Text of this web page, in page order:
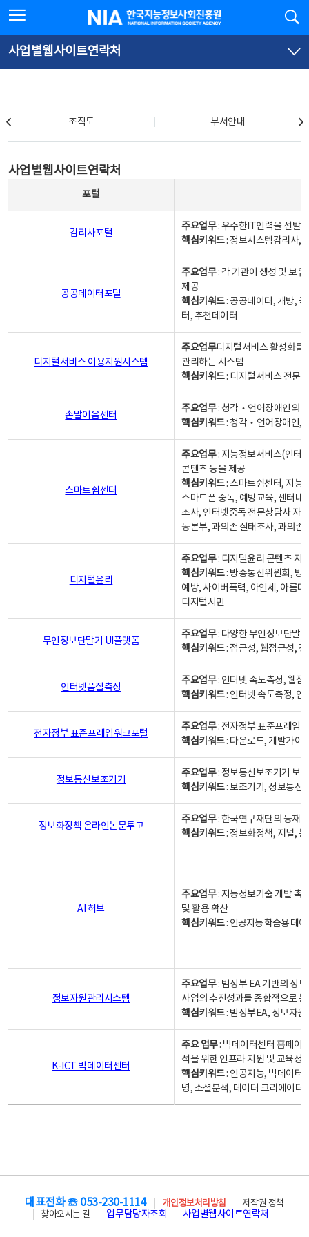
문
로
가
체
뉴
바
가
한국지능정보사회진흥원
사업별웹사이트연락처
조직도 부서안내
사업별웹사이트연락처
포털
감리사포털
주요업무: 우수한IT인력을 선발
핵심키워드: 정보시스템감리사,
공공데이터포털
주요업무: 각 기관이 생성 및 보
제공
핵심키워드: 공공데이터, 개방,
터, 추천데이터
디지털서비스 이용지원시스템
주요업무디지털서비스 활성화를
관리하는 시스템
핵심키워드: 디지털서비스 전문
손말이음센터
주요업무: 청각‧언어장애인의
핵심키워드: 청각‧언어장애인,
스마트쉼센터
주요업무: 지능정보서비스(인터
콘텐츠 등을 제공
핵심키워드: 스마트쉼센터, 지능
스마트폰 중독, 예방교육, 센터내
조사, 인터넷중독 전문상담사 자
동본부, 과의존 실태조사, 과의존
디지털윤리
주요업무: 디지털윤리 콘텐츠 지
핵심키워드: 방송통신위원회, 방
예방, 사이버폭력, 아인세, 아름
디지털시민
무인정보단말기 UI플랫폼
주요업무: 다양한 무인정보단말
핵심키워드: 접근성, 웹접근성,
인터넷품질측정
주요업무: 인터넷 속도측정, 웹접
핵심키워드: 인터넷 속도측정, 인
전자정부 표준프레임워크포털
주요업무: 전자정부 표준프레임
핵심키워드: 다운로드, 개발가이
정보통신보조기기
주요업무: 정보통신보조기기 보
핵심키워드: 보조기기, 정보통신
정보화정책 온라인논문투고
주요업무: 한국연구재단의 등재
핵심키워드: 정보화정책, 저널,
AI 허브
주요업무: 지능정보기술 개발 촉
및 활용 확산
핵심키워드: 인공지능 학습용 데
정보자원관리시스템
주요업무: 범정부 EA 기반의 정
사업의 추진성과를 종합적으로
핵심키워드: 범정부EA, 정보자
K-ICT 빅데이터센터
주요 업무: 빅데이터센터 홈페이
석을 위한 인프라 지원 및 교육정
핵심키워드: 인공지능, 빅데이터,
명, 소셜분석, 데이터 크리에이터
대표전화 ☏ 053-230-1114 개인정보처리방침
저작권 정책
찾아오시는 길
업무담당자조회 사업별웹사이트연락처